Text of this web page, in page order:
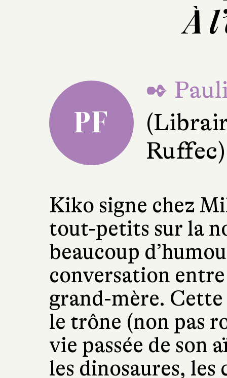
À
PF
✒
Ruffec)
Kiko signe chez
tout-petits sur la
beaucoup
conversation
grand-mère.
le trône (non pas
vie passée de son
les dinosaures,